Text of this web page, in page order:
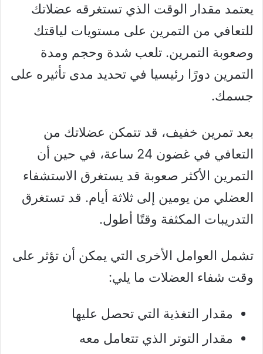
يعتمد مقدار الوقت الذي تستغرقه عضلاتك
للتعافي من التمرين على مستويات لياقتك
وصعوبة التمرين. تلعب شدة وحجم ومدة
التمرين دورًا رئيسيا في تحديد مدى تأثيره على
جسمك.
بعد تمرين خفيف، قد تتمكن عضلاتك من
التعافي في غضون 24 ساعة، في حين أن
التمرين الأكثر صعوبة قد يستغرق الاستشفاء
العضلي من يومين إلى ثلاثة أيام. قد تستغرق
التدريبات المكثفة وقتًا أطول.
تشمل العوامل الأخرى التي يمكن أن تؤثر على
وقت شفاء العضلات ما يلي:
مقدار التغذية التي تحصل عليها
مقدار التوتر الذي تتعامل معه